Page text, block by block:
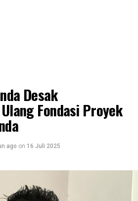
Desak
Fondasi Proyek
ago on 16 Juli 2025